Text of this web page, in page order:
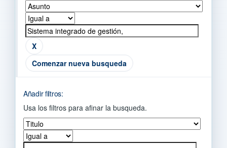
Comenzar nueva busqueda
Añadir filtros:
Usa los filtros para afinar la busqueda.